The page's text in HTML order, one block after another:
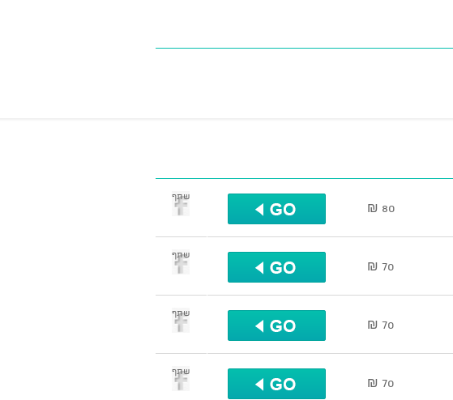
80 ₪
שתף
70 ₪
שתף
70 ₪
שתף
70 ₪
שתף